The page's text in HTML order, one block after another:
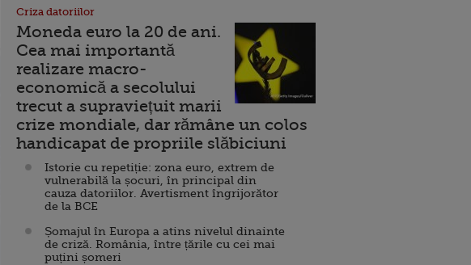
Criza datoriilor
Moneda euro la 20 de ani.
Cea mai importantă
realizare macro-
economică a secolului
trecut a supraviețuit marii
crize mondiale, dar rămâne un colos
handicapat de propriile slăbiciuni
Istorie cu repetiție: zona euro, extrem de
vulnerabilă la șocuri, în principal din
cauza datoriilor. Avertisment îngrijorător
de la BCE
Șomajul în Europa a atins nivelul dinainte
de criză. România, între țările cu cei mai
puțini șomeri